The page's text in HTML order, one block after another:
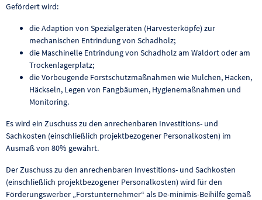
Gefördert wird:
die Adaption von Spezialgeräten (Harvesterköpfe) zur
mechanischen Entrindung von Schadholz;
die Maschinelle Entrindung von Schadholz am Waldort oder am
Trockenlagerplatz;
die Vorbeugende Forstschutzmaßnahmen wie Mulchen, Hacken,
Häckseln, Legen von Fangbäumen, Hygienemaßnahmen und
Monitoring.
Es wird ein Zuschuss zu den anrechenbaren Investitions- und
Sachkosten (einschließlich projektbezogener Personalkosten) im
Ausmaß von 80% gewährt.
Der Zuschuss zu den anrechenbaren Investitions- und Sachkosten
(einschließlich projektbezogener Personalkosten) wird für den
Förderungswerber „Forstunternehmer“ als De-minimis-Beihilfe gemäß